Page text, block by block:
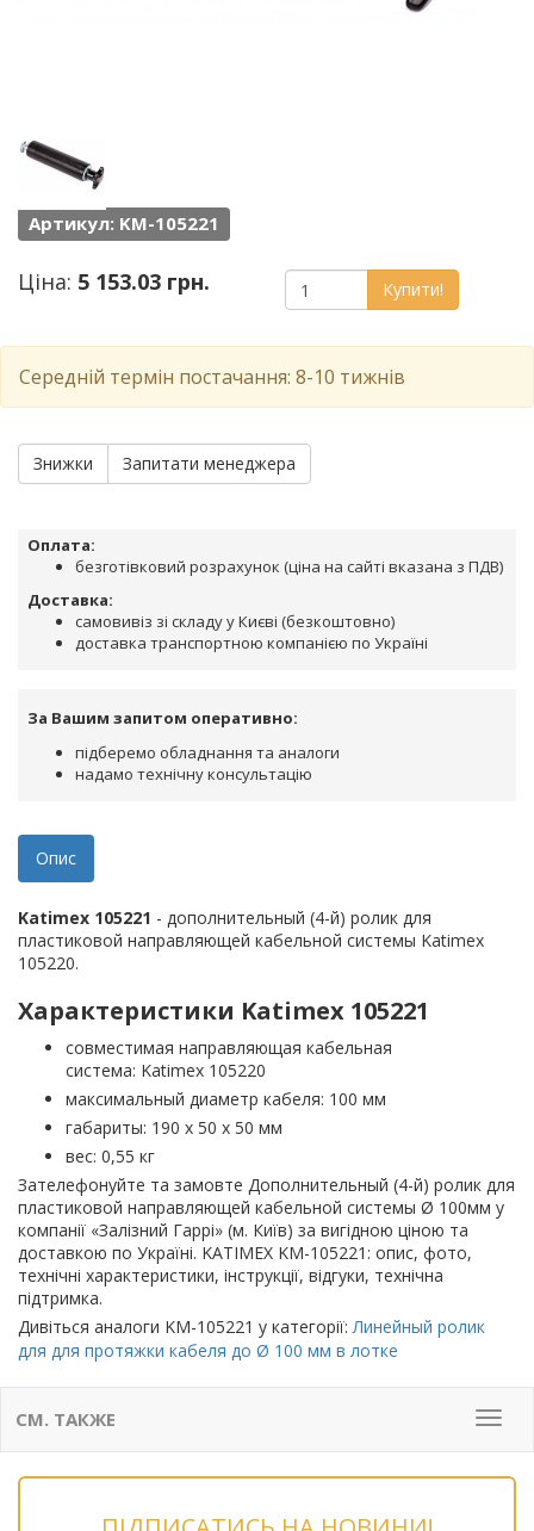
Артикул: KM-105221
Ціна: 5 153.03 грн. Купити!
Середній термін постачання: 8-10 тижнів
Знижки Запитати менеджера
Оплата:
безготівковий розрахунок (ціна на сайті вказана з ПДВ)
Доставка:
самовивіз зі складу у Києві (безкоштовно)
доставка транспортною компанією по Україні
За Вашим запитом оперативно:
підберемо обладнання та аналоги
надамо технічну консультацію
Опис
Katimex 105221 - дополнительный (4-й) ролик для
пластиковой направляющей кабельной системы Katimex
105220.
Характеристики Katimex 105221
совместимая направляющая кабельная
система: Katimex 105220
максимальный диаметр кабеля: 100 мм
габариты: 190 х 50 х 50 мм
вес: 0,55 кг
Зателефонуйте та замовте Дополнительный (4-й) ролик для
пластиковой направляющей кабельной системы Ø 100мм у
компанії «Залізний Гаррі» (м. Київ) за вигідною ціною та
доставкою по Україні. KATIMEX KM-105221: опис, фото,
технічні характеристики, інструкції, відгуки, технічна
підтримка.
Дивіться аналоги KM-105221 у категорії:Линейный ролик
для для протяжки кабеля до Ø 100 мм в лотке
Меню
СМ. ТАКЖЕ